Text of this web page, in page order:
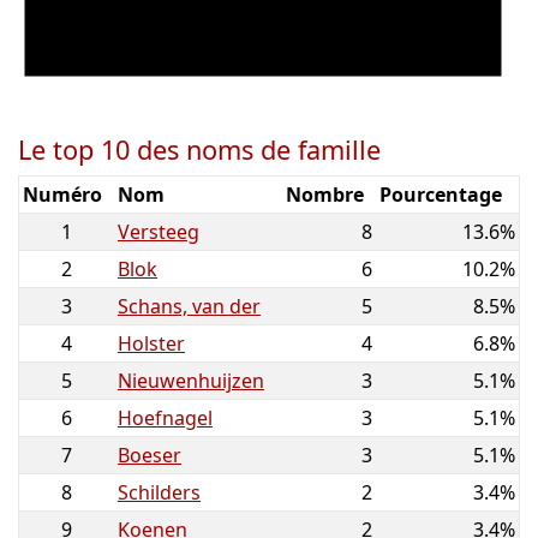
Le top 10 des noms de famille
Numéro Nom Nombre
Pourcentage
1
Versteeg 8
13.6%
2
Blok 6
10.2%
3
Schans, van der 5
8.5%
4
Holster 4
6.8%
5
Nieuwenhuijzen 3
5.1%
6
Hoefnagel 3
5.1%
7
Boeser 3
5.1%
8
Schilders 2
3.4%
9
Koenen 2 3.4%